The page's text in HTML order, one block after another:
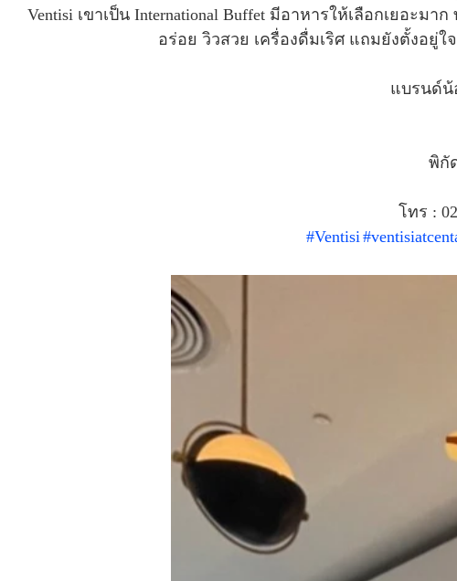
Ventisi เขาเป็น International Buffet มีอาหารให้เลือกเยอะ
อร่อย วิวสวย เครื่องดื่มเริศ แถมยังตั้งอยู่
แบรนด์น้
พิกั
โทร :
#Ventisi